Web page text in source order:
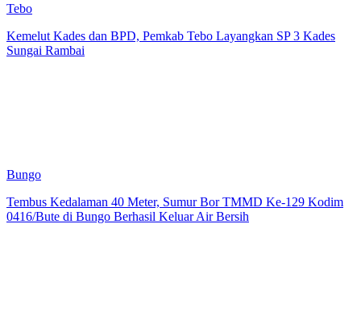
Tebo
Kemelut Kades dan BPD, Pemkab Tebo Layangkan SP 3 Kades
Sungai Rambai
Bungo
Tembus Kedalaman 40 Meter, Sumur Bor TMMD Ke-129 Kodim
0416/Bute di Bungo Berhasil Keluar Air Bersih